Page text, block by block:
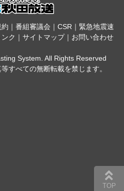
｜ 番組審議会 ｜ CSR｜ 緊急地震速
ンク ｜ サイトマップ｜ お問い合わせ
System. All Rights Reserved
すべての無断転載を禁じます。